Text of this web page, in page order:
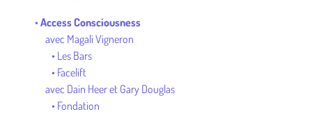
• Access Consciousness
avec Magali Vigneron
• Les Bars
• Facelift
avec Dain Heer et Gary Douglas
• Fondation